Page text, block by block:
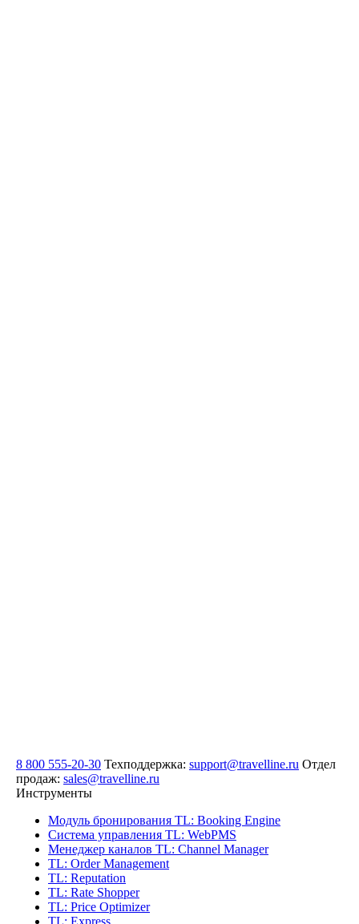
8 800 555-20-30 Техподдержка: support@travelline.ru Отдел
продаж: sales@travelline.ru
Инструменты
Модуль бронирования TL: Booking Engine
Система управления TL: WebPMS
Менеджер каналов TL: Channel Manager
TL: Order Management
TL: Reputation
TL: Rate Shopper
TL: Price Optimizer
TL: Express